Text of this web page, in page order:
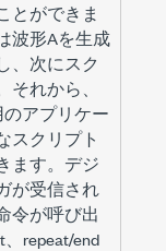
とができま
波形Aを生成
、次にスク
れから、
アプリケー
スクリプト
ます。デジ
が受信され
令が呼び出
repeat/end